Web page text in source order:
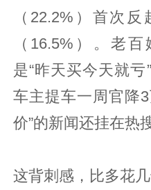
（22.2%）首次
（16.5%）。老
是“昨天买今天就亏
车主提车一周官降
价”的新闻还挂在热
这背刺感，比多花